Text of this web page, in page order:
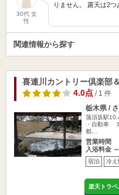
30代 女
性
りません。 露天は2
関連情報から探す
喜連川カントリー倶楽部
4.0点/ 1 件
栃木県 /
蒲須坂駅
・自動車
都…
営業時間
入浴料金 ～
宿泊 冷え
楽天トラ